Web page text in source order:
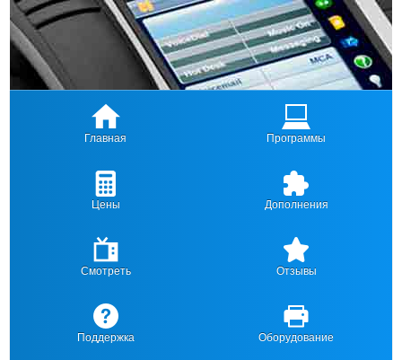
Главная Программы
Цены Дополнения
Смотреть Отзывы
Поддержка Оборудование